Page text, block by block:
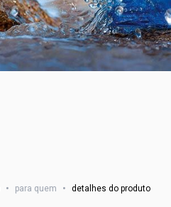
• para quem • detalhes do produto